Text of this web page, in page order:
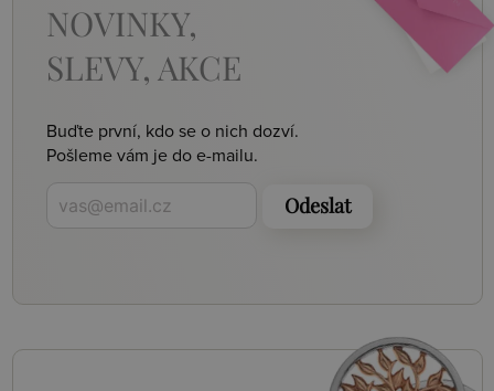
NOVINKY,
SLEVY, AKCE
Buďte první, kdo se o nich dozví.
Pošleme vám je do e-mailu.
Odeslat